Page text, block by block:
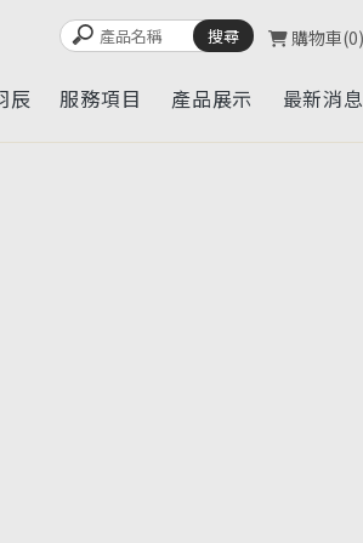
購物車 0
辰 服務項目
SERVICE
產品展示
CATALOG
最新消息
NEWS